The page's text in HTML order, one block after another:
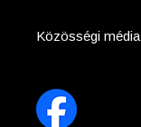
Közösségi média